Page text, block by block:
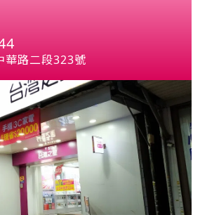
華路二段323號